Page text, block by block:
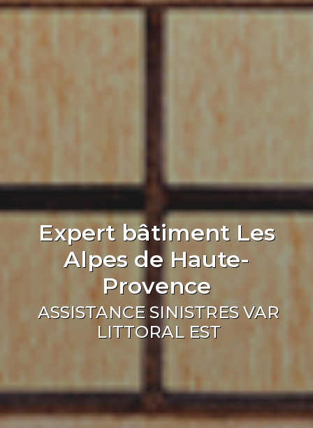
Expert bâtiment Les
Alpes de Haute-
Provence
ASSISTANCE SINISTRES VAR
LITTORAL EST